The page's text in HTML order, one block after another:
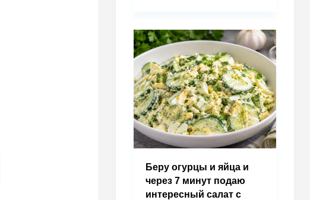
Беру огурцы и яйца и
через 7 минут подаю
интересный салат с